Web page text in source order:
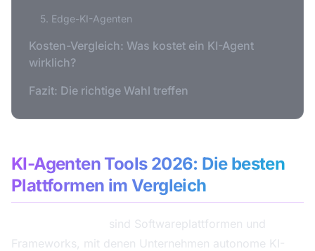
5. Edge-KI-Agenten
Kosten-Vergleich: Was kostet ein KI-Agent
wirklich?
Fazit: Die richtige Wahl treffen
KI-Agenten Tools 2026: Die besten
Plattformen im Vergleich
sind Softwareplattformen und
Frameworks, mit denen Unternehmen autonome KI-